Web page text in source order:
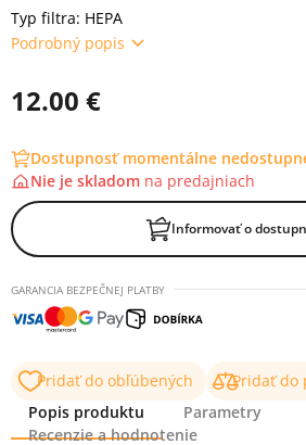
Typ filtra: HEPA
Podrobný popis
12.00 €
Dostupnosť momentálne
Nie je skladom na predajniach
Informovať o
GARANCIA BEZPEČNEJ PLATBY
Pridať do obľúbených
Pridať do
Popis produktu
Parametry
Recenzie a hodnotenie